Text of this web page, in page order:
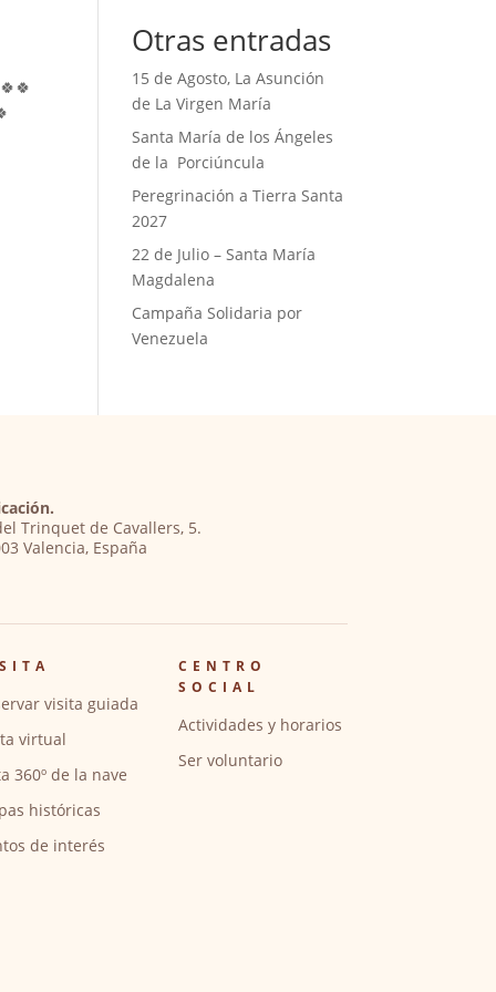
Otras entradas
15 de Agosto, La Asunción
de La Virgen María
Santa María de los Ángeles
de la Porciúncula
Peregrinación a Tierra Santa
2027
22 de Julio – Santa María
Magdalena
Campaña Solidaria por
Venezuela
Trinquet de Cavallers, 5.
Valencia, España
visita guiada
virtual
360º de la nave
históricas
de interés
CENTRO
SOCIAL
Actividades y horarios
Ser voluntario